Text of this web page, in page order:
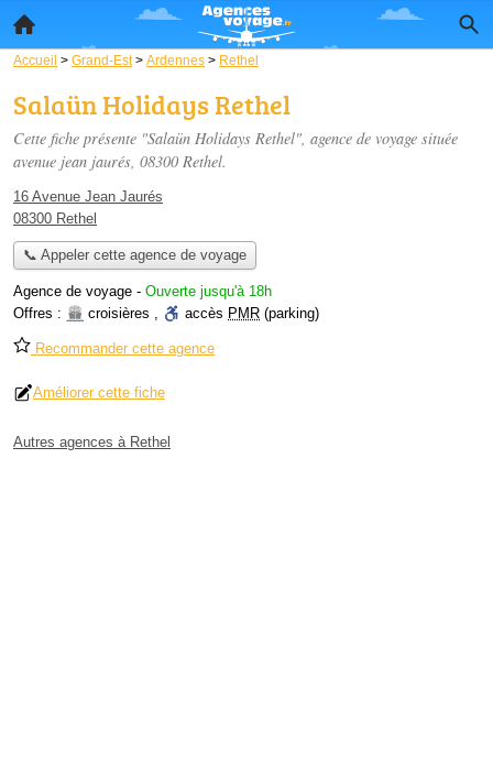
Accueil > Grand-Est > Ardennes > Rethel
Salaün Holidays Rethel
Cette fiche présente "Salaün Holidays Rethel", agence de voyage située
avenue jean jaurés, 08300 Rethel.
16 Avenue Jean Jaurés
08300 Rethel
📞 Appeler cette agence de voyage
Agence de voyage - Ouverte jusqu'à 18h
Offres :
croisières , accès PMR (parking)
Recommander cette agence
Améliorer cette fiche
Autres agences à Rethel